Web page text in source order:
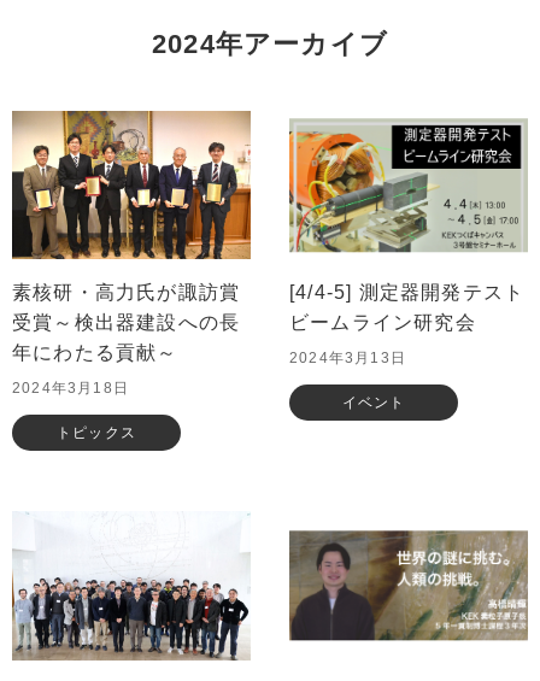
2024年アーカイブ
素核研・高力氏が諏訪賞
受賞～検出器建設への長
年にわたる貢献～
2024年3月18日
トピックス
[4/4-5] 測定器開発テスト
ビームライン研究会
2024年3月13日
イベント